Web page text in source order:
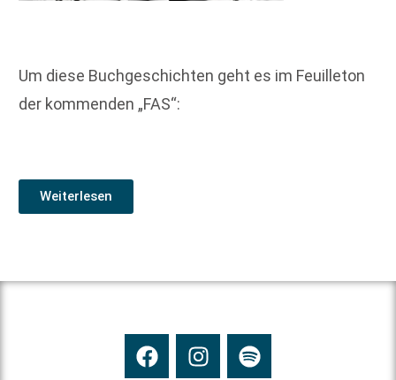
Um diese Buchgeschichten geht es im Feuilleton
der kommenden „FAS“:
Weiterlesen